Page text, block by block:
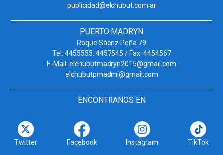
publicidad@elchubut.com.ar
PUERTO MADRYN
Roque Sáenz Peña 79
Tel: 4455555. 4457545 / Fax: 4454567
E-Mail: elchubutmadryn2015@gmail.com
elchubutpmadmi@gmail.com
ENCONTRANOS EN
Twitter Facebook Instagram TikTok